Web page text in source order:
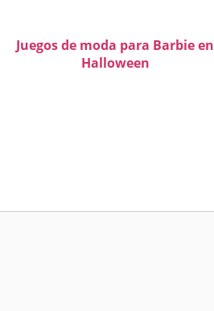
Juegos de moda para Barbie en
Halloween